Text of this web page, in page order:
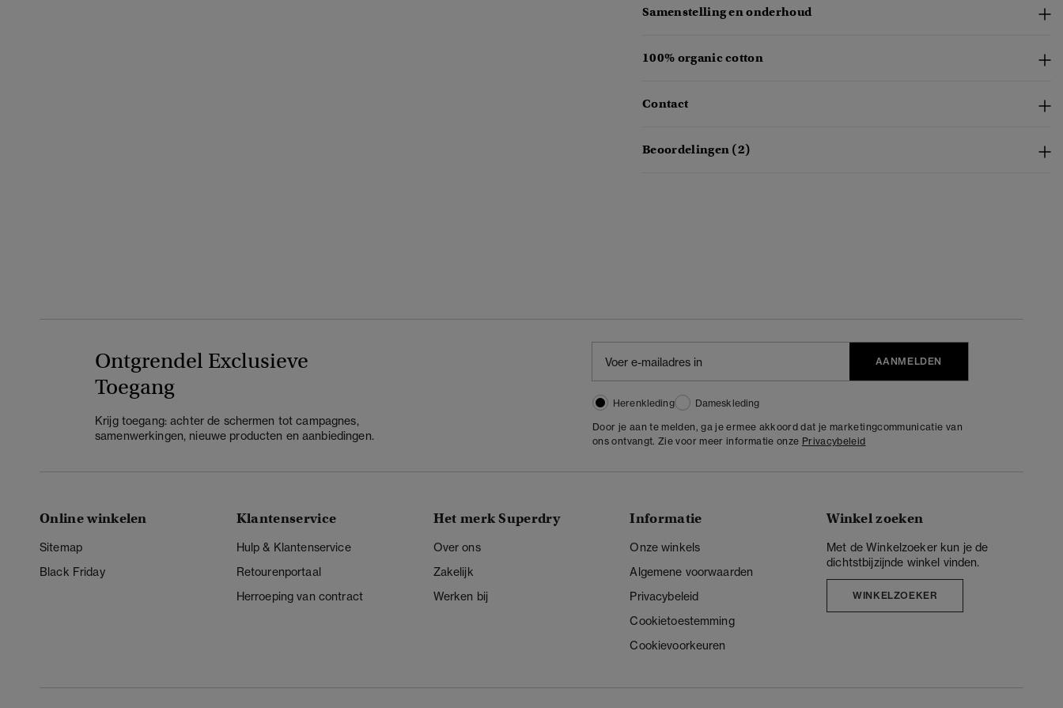
Samenstelling en onderhoud
100% organic cotton
Contact
Beoordelingen (2)
Ontgrendel Exclusieve
Toegang
Krijg toegang: achter de schermen tot campagnes,
samenwerkingen, nieuwe producten en aanbiedingen.
AANMELDEN
Herenkleding
Dameskleding
Door je aan te melden, ga je ermee akkoord dat je marketingcommunicatie van
ons ontvangt. Zie voor meer informatie onze Privacybeleid
Online winkelen
Sitemap
Black Friday
Klantenservice
Hulp & Klantenservice
Retourenportaal
Herroeping van contract
Het merk Superdry
Over ons
Zakelijk
Werken bij
Informatie
Onze winkels
Algemene voorwaarden
Privacybeleid
Cookietoestemming
Cookievoorkeuren
Winkel zoeken
Met de Winkelzoeker kun je de
dichtstbijzijnde winkel vinden.
WINKELZOEKER